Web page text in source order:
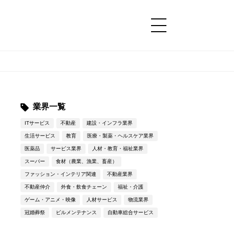
業界一覧
ITサービス 不動産 建設・インフラ業界
生活サービス 教育 医療・製薬・ヘルスケア業界
医薬品 サービス業界 人材・教育・福祉業界
スーパー 食材（農業、漁業、畜産）
ファッション・インテリア関連 不動産業界
不動産仲介 外食・飲食チェーン 福祉・介護
ゲーム・アニメ・映像 人材サービス 物流業界
冠婚葬祭 ビルメンテナンス 自動車総合サービス